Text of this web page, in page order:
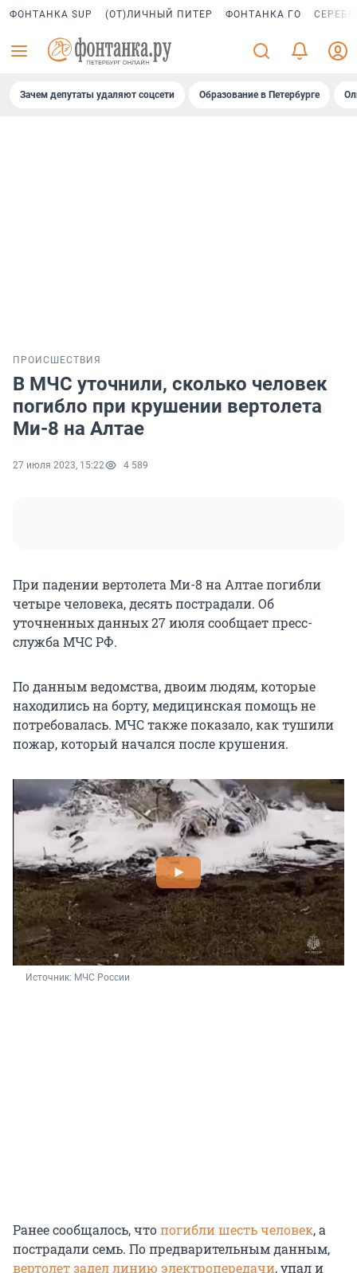
ФОНТАНКА SUP (ОТ)ЛИЧНЫЙ ПИТЕР ФОНТАНКА ГО
Зачем депутаты удаляют соцсети Образование в Петербурге
ПРОИСШЕСТВИЯ
В МЧС уточнили, сколько человек
погибло при крушении вертолета
Ми-8 на Алтае
27 июля 2023, 15:22 4 589
При падении вертолета Ми-8 на Алтае погибли
четыре человека, десять пострадали. Об
уточненных данных 27 июля сообщает пресс-
служба МЧС РФ.
По данным ведомства, двоим людям, которые
находились на борту, медицинская помощь не
потребовалась. МЧС также показало, как тушили
пожар, который начался после крушения.
Источник: МЧС России
Ранее сообщалось, чтопогибли шесть человек, а
пострадали семь. По предварительным данным,
вертолет задел линию электропередачи, упал и